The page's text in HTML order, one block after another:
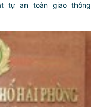
tự an toàn giao thông